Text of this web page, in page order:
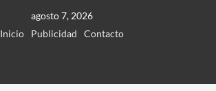
agosto 7, 2026
Inicio
Publicidad
Contacto